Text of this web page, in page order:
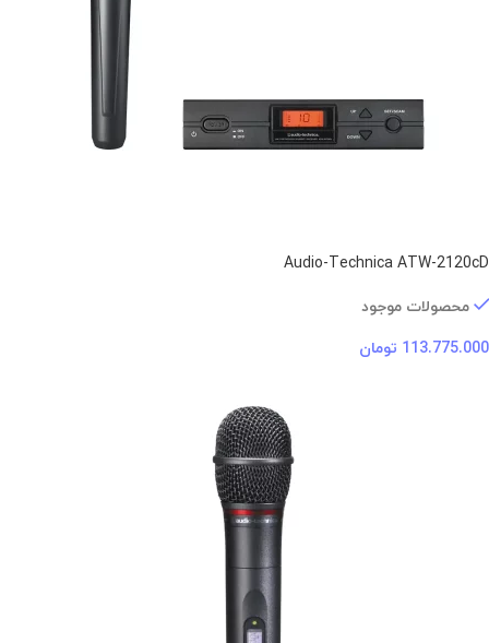
Audio-Technica ATW-2120cD
محصولات موجود
113.775.000 تومان